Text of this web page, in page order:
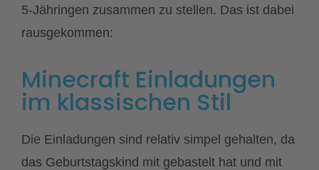
5-Jähringen zusammen zu stellen. Das ist dabei
rausgekommen:
Minecraft Einladungen
im klassischen Stil
Die Einladungen sind relativ simpel gehalten, da
das Geburtstagskind mit gebastelt hat und mit